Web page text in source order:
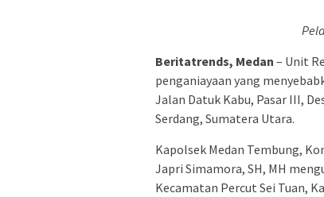
Beritatrends, Medan – Unit
penganiayaan yang
Jalan Datuk Kabu, Pasar III,
Serdang, Sumatera Utara.
Kapolsek Medan Tembung,
Japri Simamora, SH, MH
Kecamatan Percut Sei Tuan,